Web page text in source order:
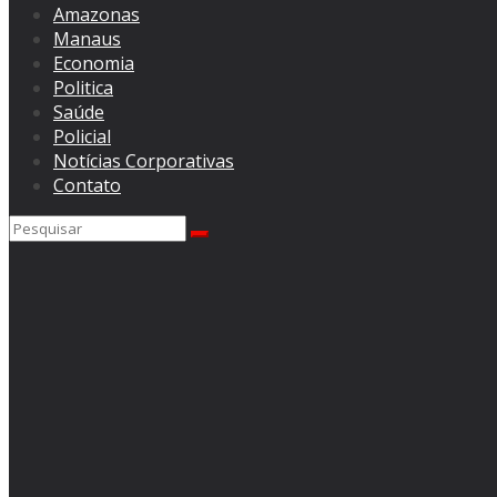
Amazonas
Manaus
Economia
Politica
Saúde
Policial
Notícias Corporativas
Contato